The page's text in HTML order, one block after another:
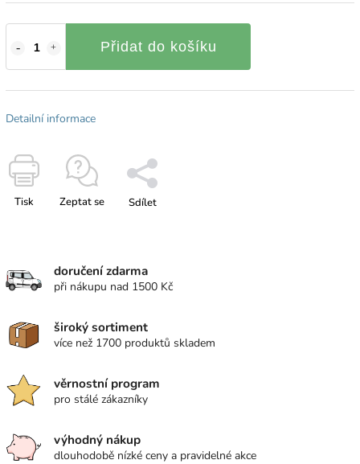
Přidat do košíku
Detailní informace
Tisk Zeptat se Sdílet
doručení zdarma
při nákupu nad 1500 Kč
široký sortiment
více než 1700 produktů skladem
věrnostní program
pro stálé zákazníky
výhodný nákup
dlouhodobě nízké ceny a pravidelné akce